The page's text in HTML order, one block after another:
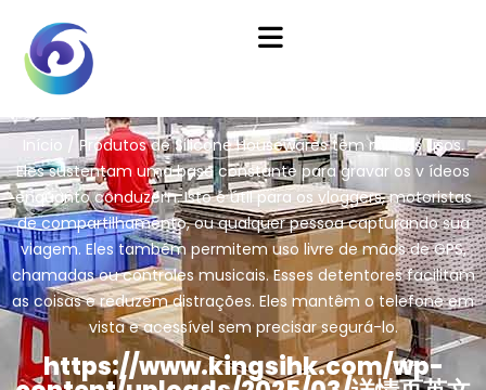
Início /Produtos de Silicone Housewarestêm muitos usos.
Eles sustentam uma base constante para gravar os v ídeos
enquanto conduzem. Isto é útil para os vloggers, motoristas
de compartilhamento, ou qualquer pessoa capturando sua
viagem. Eles também permitem uso livre de mãos de GPS,
chamadas ou controles musicais. Esses detentores facilitam
as coisas e reduzem distrações. Eles mantêm o telefone em
vista e acessível sem precisar segurá-lo.
https://www.kingsihk.com/wp-